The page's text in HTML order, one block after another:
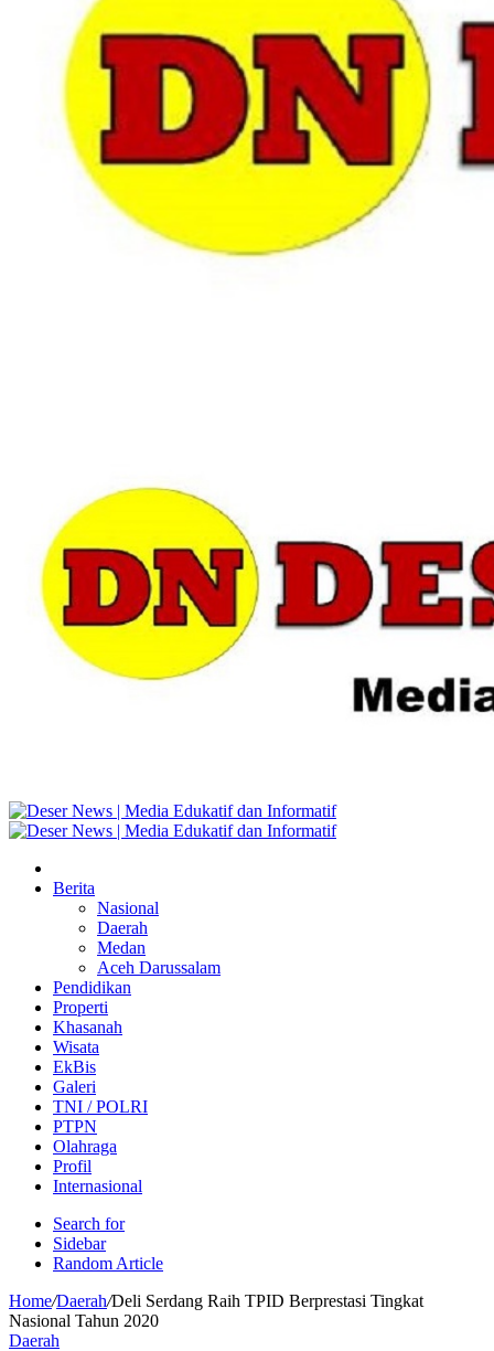
Berita
Nasional
Daerah
Medan
Aceh Darussalam
Pendidikan
Properti
Khasanah
Wisata
EkBis
Galeri
TNI / POLRI
PTPN
Olahraga
Profil
Internasional
Search for
Sidebar
Random Article
Home/Daerah/Deli Serdang Raih TPID Berprestasi Tingkat
Nasional Tahun 2020
Daerah